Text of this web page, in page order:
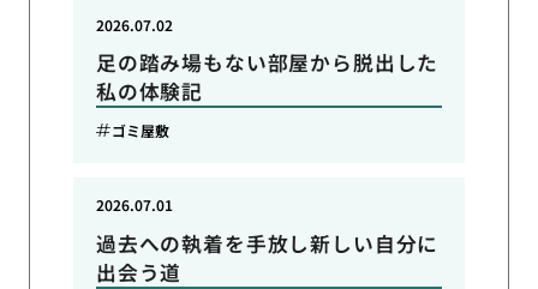
足の踏み場もない部屋から脱出した
私の体験記
2026.07.02
ゴミ屋敷
過去への執着を手放し新しい自分に
出会う道
2026.07.01